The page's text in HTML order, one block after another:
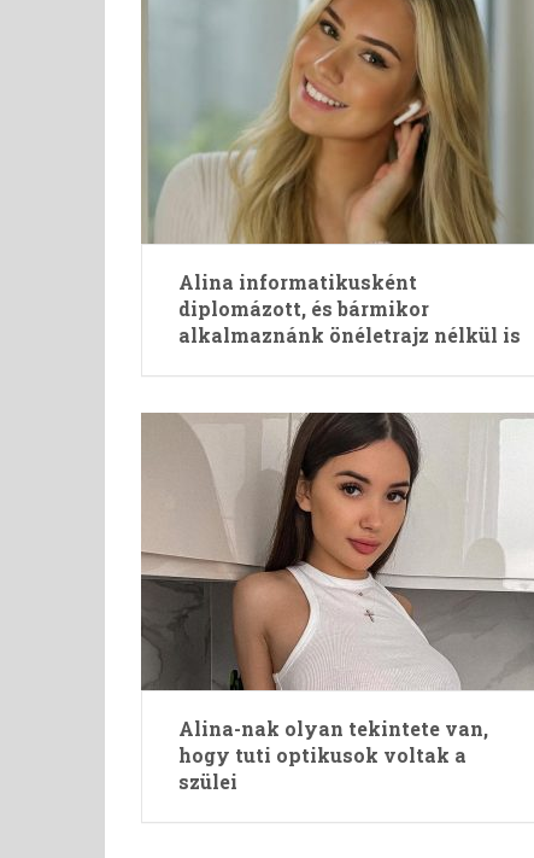
Alina informatikusként
diplomázott, és bármikor
alkalmaznánk önéletrajz nélkül is
Alina-nak olyan tekintete van,
hogy tuti optikusok voltak a
szülei